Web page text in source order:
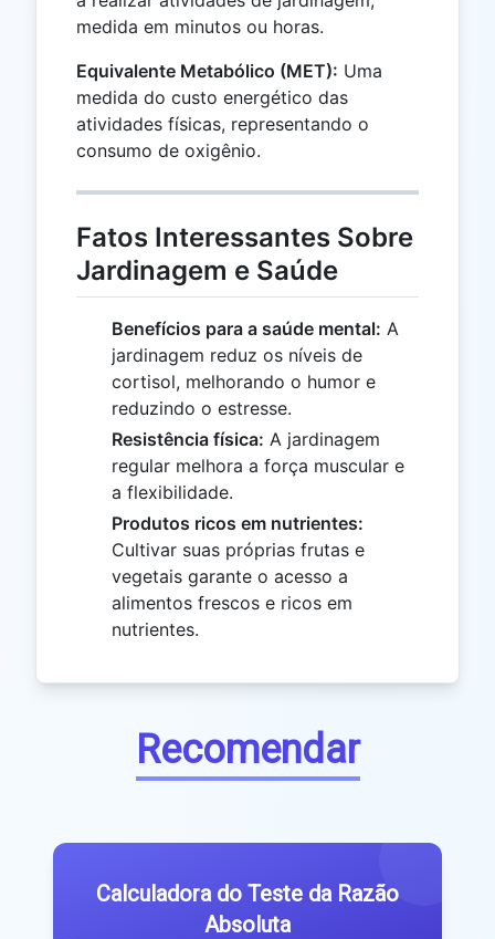
medida em minutos ou horas.
Equivalente Metabólico (MET): Uma
medida do custo energético das
atividades físicas, representando o
consumo de oxigênio.
Fatos Interessantes Sobre
Jardinagem e Saúde
Benefícios para a saúde mental: A
jardinagem reduz os níveis de
cortisol, melhorando o humor e
reduzindo o estresse.
Resistência física: A jardinagem
regular melhora a força muscular e
a flexibilidade.
Produtos ricos em nutrientes:
Cultivar suas próprias frutas e
vegetais garante o acesso a
alimentos frescos e ricos em
nutrientes.
Recomendar
Calculadora do Teste da Razão
Absoluta